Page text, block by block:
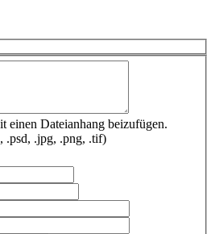
einen Dateianhang beizufügen.
.psd, .jpg, .png, .tif)